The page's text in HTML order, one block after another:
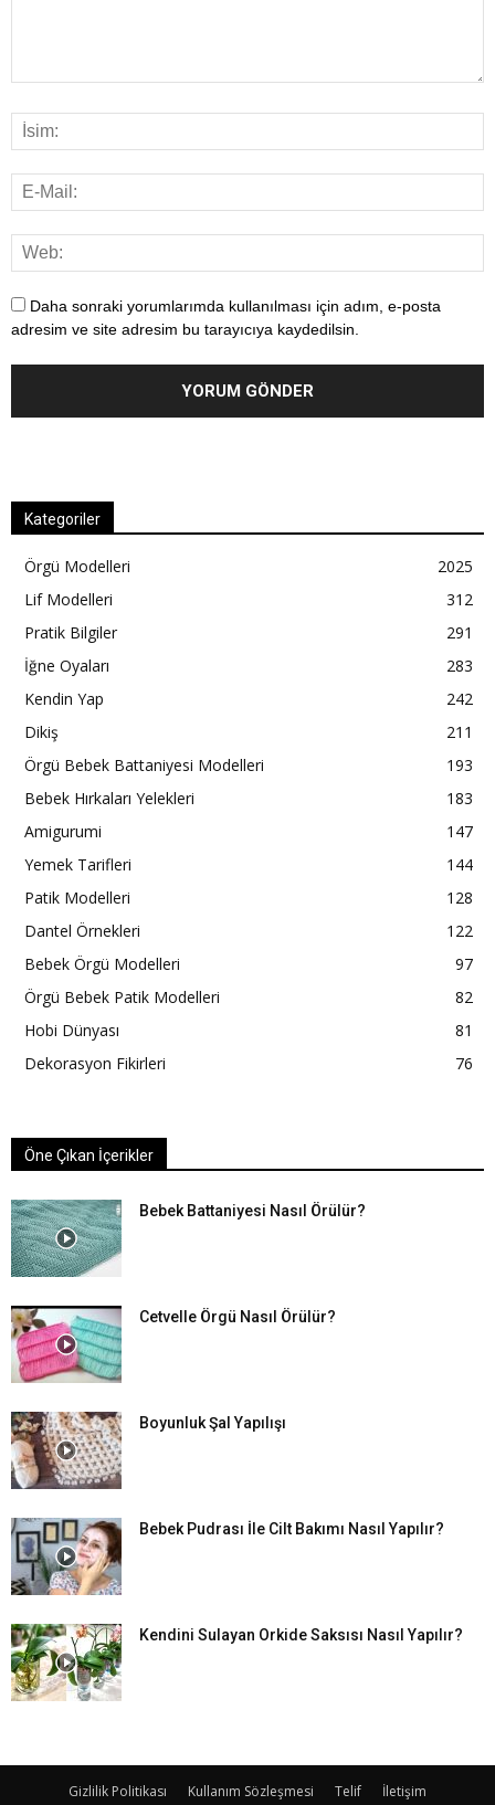
Daha sonraki yorumlarımda kullanılması için adım, e-posta
adresim ve site adresim bu tarayıcıya kaydedilsin.
Kategoriler
Örgü Modelleri
2025
Lif Modelleri
312
Pratik Bilgiler
291
İğne Oyaları
283
Kendin Yap
242
Dikiş
211
Örgü Bebek Battaniyesi Modelleri
193
Bebek Hırkaları Yelekleri
183
Amigurumi
147
Yemek Tarifleri
144
Patik Modelleri
128
Dantel Örnekleri
122
Bebek Örgü Modelleri
97
Örgü Bebek Patik Modelleri
82
Hobi Dünyası
81
Dekorasyon Fikirleri
76
Öne Çıkan İçerikler
Bebek Battaniyesi Nasıl Örülür?
Cetvelle Örgü Nasıl Örülür?
Boyunluk Şal Yapılışı
Bebek Pudrası İle Cilt Bakımı Nasıl Yapılır?
Kendini Sulayan Orkide Saksısı Nasıl Yapılır?
Gizlilik Politikası Kullanım Sözleşmesi Telif İletişim